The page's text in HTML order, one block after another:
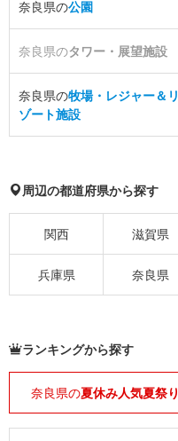
奈良県の公園
奈良県のタワー・展望施設
奈良県の牧場・レジャー＆リ
ゾート施設
周辺の都道府県から探す
関西 滋賀県
兵庫県 奈良県
ランキングから探す
奈良県の夏休み人気夏祭り